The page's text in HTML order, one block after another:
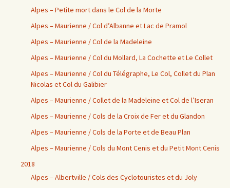
Alpes – Petite mort dans le Col de la Morte
Alpes – Maurienne / Col d’Albanne et Lac de Pramol
Alpes – Maurienne / Col de la Madeleine
Alpes – Maurienne / Col du Mollard, La Cochette et Le Collet
Alpes – Maurienne / Col du Télégraphe, Le Col, Collet du Plan
Nicolas et Col du Galibier
Alpes – Maurienne / Collet de la Madeleine et Col de l’Iseran
Alpes – Maurienne / Cols de la Croix de Fer et du Glandon
Alpes – Maurienne / Cols de la Porte et de Beau Plan
Alpes – Maurienne / Cols du Mont Cenis et du Petit Mont Cenis
2018
Alpes – Albertville / Cols des Cyclotouristes et du Joly